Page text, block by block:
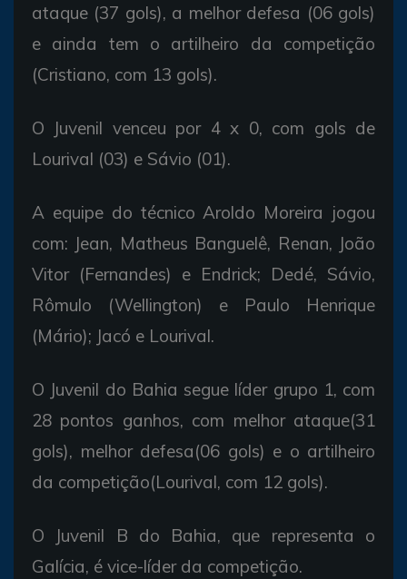
ataque (37 gols), a melhor defesa (06 gols)
e ainda tem o artilheiro da competição
(Cristiano, com 13 gols).
O Juvenil venceu por 4 x 0, com gols de
Lourival (03) e Sávio (01).
A equipe do técnico Aroldo Moreira jogou
com: Jean, Matheus Banguelê, Renan, João
Vitor (Fernandes) e Endrick; Dedé, Sávio,
Rômulo (Wellington) e Paulo Henrique
(Mário); Jacó e Lourival.
O Juvenil do Bahia segue líder grupo 1, com
28 pontos ganhos, com melhor ataque(31
gols), melhor defesa(06 gols) e o artilheiro
da competição(Lourival, com 12 gols).
O Juvenil B do Bahia, que representa o
Galícia, é vice-líder da competição.